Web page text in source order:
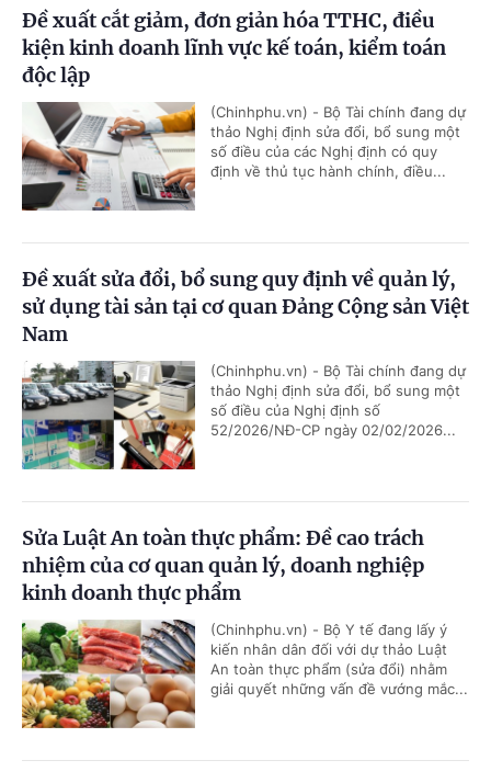
Đề xuất cắt giảm, đơn giản hóa TTHC, điều
kiện kinh doanh lĩnh vực kế toán, kiểm toán
độc lập
(Chinhphu.vn) - Bộ Tài chính đang dự
thảo Nghị định sửa đổi, bổ sung một
số điều của các Nghị định có quy
định về thủ tục hành chính, điều...
Đề xuất sửa đổi, bổ sung quy định về quản lý,
sử dụng tài sản tại cơ quan Đảng Cộng sản Việt
Nam
(Chinhphu.vn) - Bộ Tài chính đang dự
thảo Nghị định sửa đổi, bổ sung một
số điều của Nghị định số
52/2026/NĐ-CP ngày 02/02/2026...
Sửa Luật An toàn thực phẩm: Đề cao trách
nhiệm của cơ quan quản lý, doanh nghiệp
kinh doanh thực phẩm
(Chinhphu.vn) - Bộ Y tế đang lấy ý
kiến nhân dân đối với dự thảo Luật
An toàn thực phẩm (sửa đổi) nhằm
giải quyết những vấn đề vướng mắc...